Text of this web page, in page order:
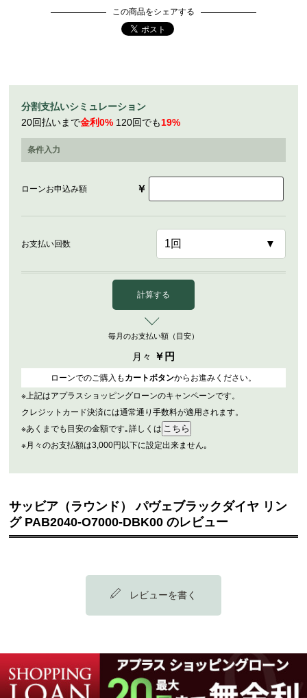
この商品をシェアする
分割支払いシミュレーション
20回払いまで金利0% 120回でも19%
条件入力
ローンお申込み額 ￥
お支払い回数
計算する
毎月のお支払い額（目安）
月々 ￥ 円
ローンでのご購入も カートボタンからお進みください。
※上記はアプラスショッピングローンのキャンペーンです。
クレジットカード決済には通常通り手数料が適用されます。
※あくまでも目安の金額です｡詳しくは
※月々のお支払額は3,000円以下に設定出来ません｡
サッビア（ラウンド） パヴェブラックダイヤ リン
グ PAB2040-O7000-DBK00 のレビュー
レビューを書く